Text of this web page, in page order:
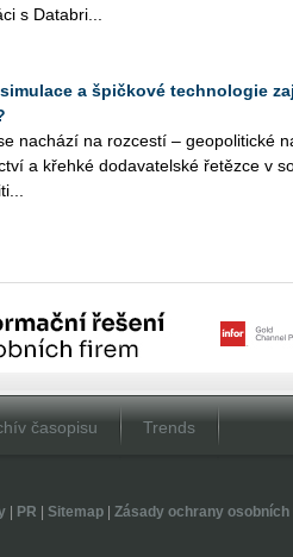
s Da­ta­b­ri...
a špičkové technologie
na­chá­zí na roz­ces­tí – ge­o­po­li­tic­ké
a křeh­ké do­da­va­tel­ské ře­těz­ce v
časopisu Trends
| PR Sitemap| Zásady ochrany osobních